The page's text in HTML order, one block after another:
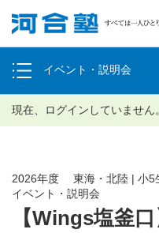
塾生の方
イベント・説明会
個別相談
体験授業
現在、ログインしていません。
【Wings塩釜
2026年度 東海・北陸 | 小5
イベント・説明会